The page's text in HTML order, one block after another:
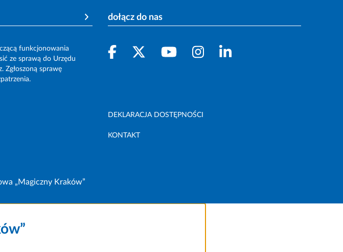
funkcjonowania
ze sprawą do Urzędu
Zgłoszoną sprawę
dołącz do nas
DEKLARACJA DOSTĘPNOŚCI
KONTAKT
„Magiczny Kraków”